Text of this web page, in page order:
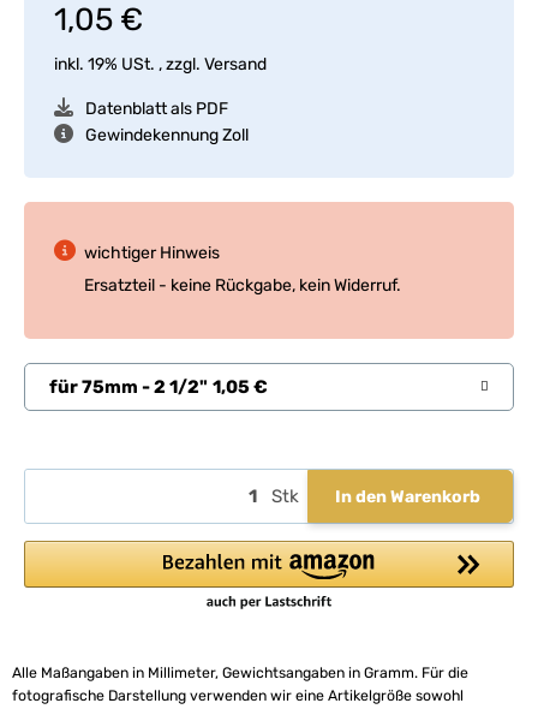
1,05 €
inkl. 19% USt. , zzgl. Versand
Datenblatt als PDF
Gewindekennung Zoll
wichtiger Hinweis
Ersatzteil - keine Rückgabe, kein Widerruf.
für 75mm - 2 1/2" 1,05 €
Stk In den Warenkorb
Alle Maßangaben in Millimeter, Gewichtsangaben in Gramm. Für die
fotografische Darstellung verwenden wir eine Artikelgröße sowohl